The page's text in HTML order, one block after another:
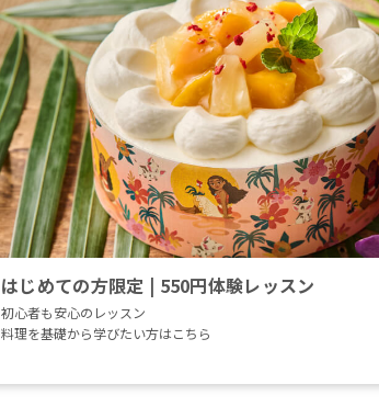
はじめての方限定 | 550円体験レッスン
初心者も安心のレッスン
料理を基礎から学びたい方はこちら